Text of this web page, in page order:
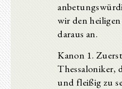
wir den
daraus an.
Kanon 1.
Thessaloniker,
und fleißig zu